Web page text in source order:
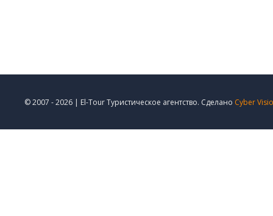
© 2007 - 2026 | El-Tour Туристическое агентство. Сделано Cyber